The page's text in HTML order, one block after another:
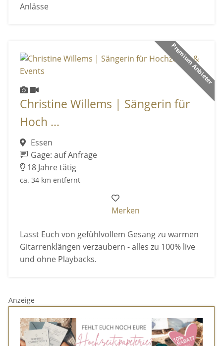
Anlässe
Premium Anbieter
Christine Willems | Sängerin für
Hoch ...
Essen
Gage: auf Anfrage
18 Jahre tätig
ca. 34 km entfernt
Merken
Lasst Euch von gefühlvollem Gesang zu warmen
Gitarrenklängen verzaubern - alles zu 100% live
und ohne Playbacks.
Anzeige